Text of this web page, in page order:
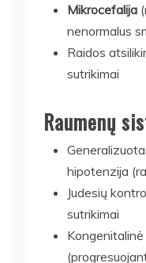
Mikrocefalija
nenormalus
Raidos
sutrikimai
Raumenų
hipotenzija
Judesių
sutrikimai